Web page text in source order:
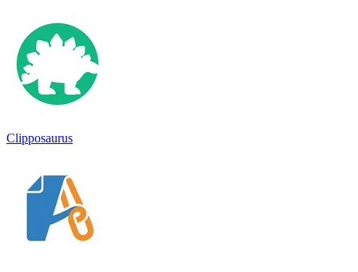
Clipposaurus